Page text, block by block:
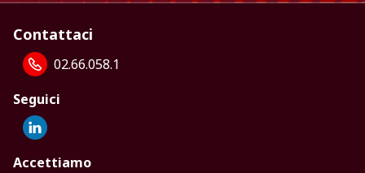
Contattaci
02.66.058.1
Seguici
Accettiamo